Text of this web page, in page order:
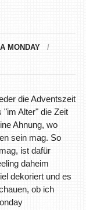
MONDAY
die Adventszeit
Alter" die Zeit
Ahnung, wo
sein mag. So
ist dafür
daheim
dekoriert und es
ob ich